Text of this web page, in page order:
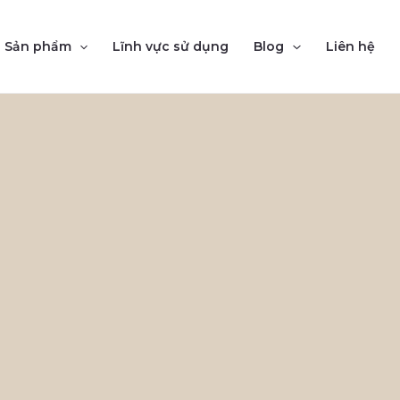
Sản phẩm Lĩnh vực sử dụng Blog Liên hệ